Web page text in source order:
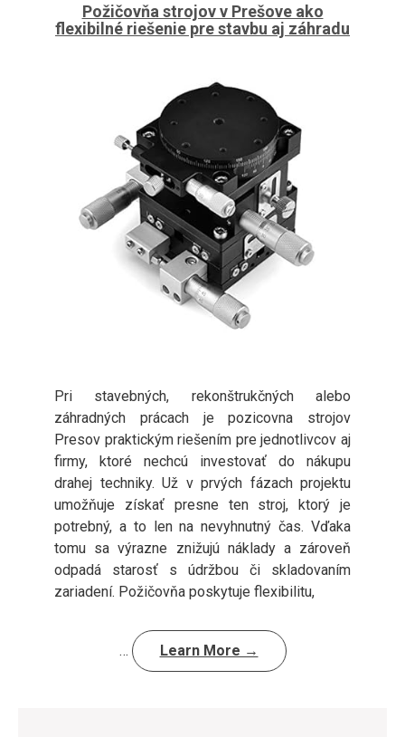
Požičovňa strojov v Prešove ako
flexibilné riešenie pre stavbu aj záhradu
Pri stavebných, rekonštrukčných alebo
záhradných prácach je pozicovna strojov
Presov praktickým riešením pre jednotlivcov aj
firmy, ktoré nechcú investovať do nákupu
drahej techniky. Už v prvých fázach projektu
umožňuje získať presne ten stroj, ktorý je
potrebný, a to len na nevyhnutný čas. Vďaka
tomu sa výrazne znižujú náklady a zároveň
odpadá starosť s údržbou či skladovaním
zariadení. Požičovňa poskytuje flexibilitu,
… Learn More →